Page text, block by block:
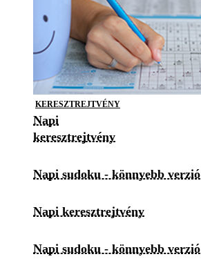
KERESZTREJTVÉNY
Napi
keresztrejtvény
Napi sudoku - könnyebb verzió
Napi keresztrejtvény
Napi sudoku - könnyebb verzió